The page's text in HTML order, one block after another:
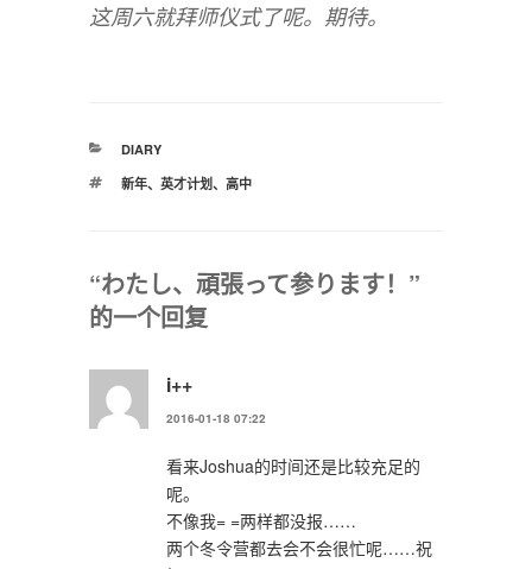
这周六就拜师仪式了呢。期待。
分
DIARY
标
新年、英才计划、高中
“わたし、頑張って参ります！”
的一个回复
i++
2016-01-18 07:22
看来Joshua的时间还是比较充足的
呢。
不像我= =两样都没报……
两个冬令营都去会不会很忙呢……祝